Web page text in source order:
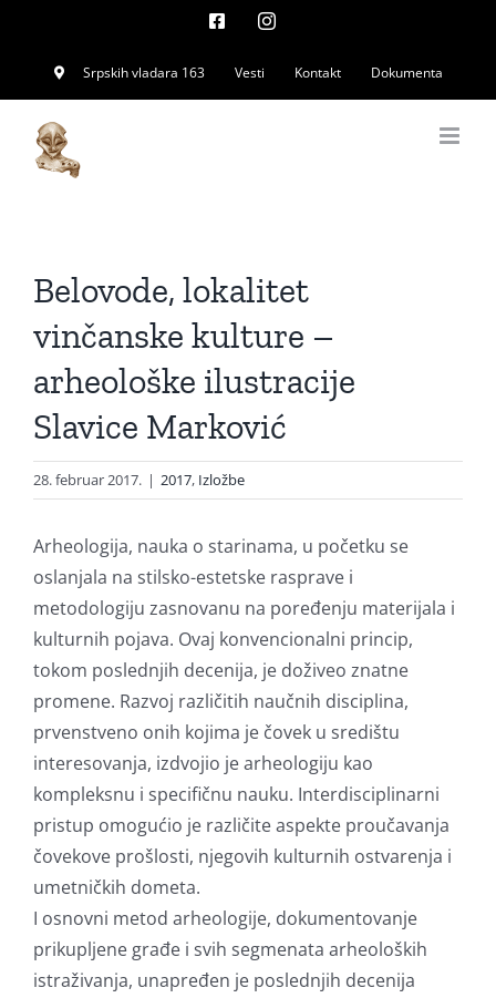
content
FacebookInstagram
Srpskih vladara 163 Vesti Kontakt Dokumenta
Belovode, lokalitet
vinčanske kulture –
arheološke ilustracije
Slavice Marković
28. februar 2017. | 2017, Izložbe
Arheologija, nauka o starinama, u početku se
oslanjala na stilsko-estetske rasprave i
metodologiju zasnovanu na poređenju materijala i
kulturnih pojava. Ovaj konvencionalni princip,
tokom poslednjih decenija, je doživeo znatne
promene. Razvoj različitih naučnih disciplina,
prvenstveno onih kojima je čovek u središtu
interesovanja, izdvojio je arheologiju kao
kompleksnu i specifičnu nauku. Interdisciplinarni
pristup omogućio je različite aspekte proučavanja
čovekove prošlosti, njegovih kulturnih ostvarenja i
umetničkih dometa.
I osnovni metod arheologije, dokumentovanje
prikupljene građe i svih segmenata arheoloških
istraživanja, unapređen je poslednjih decenija